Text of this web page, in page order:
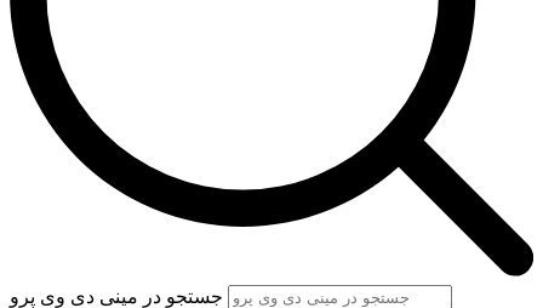
جستجو در مینی دی وی پرو